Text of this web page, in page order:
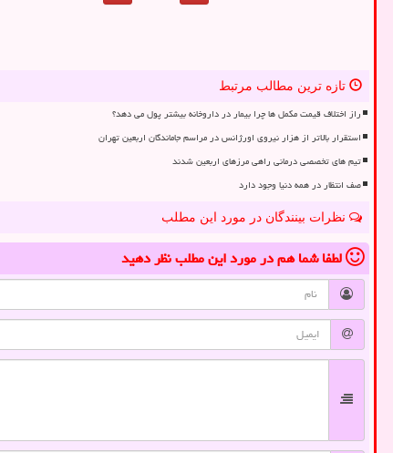
تازه ترین مطالب مرتبط
راز اختلاف قیمت مکمل ها چرا بیمار در داروخانه بیشتر پول می دهد؟
استقرار بالاتر از هزار نیروی اورژانس در مراسم جاماندگان اربعین تهران
تیم های تخصصی درمانی راهی مرزهای اربعین شدند
صف انتظار در همه دنیا وجود دارد
نظرات بینندگان در مورد این مطلب
لطفا شما همدر مورد این مطلبنظر دهید